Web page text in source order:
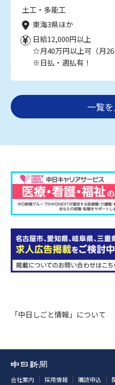
土工・多能工
東海3県ほか
日給12,000円以上
☆月40万円以上可（月26
※日払・週払有！
一覧
「中日しごと情報」について
会社案内 採用情報 購読申込